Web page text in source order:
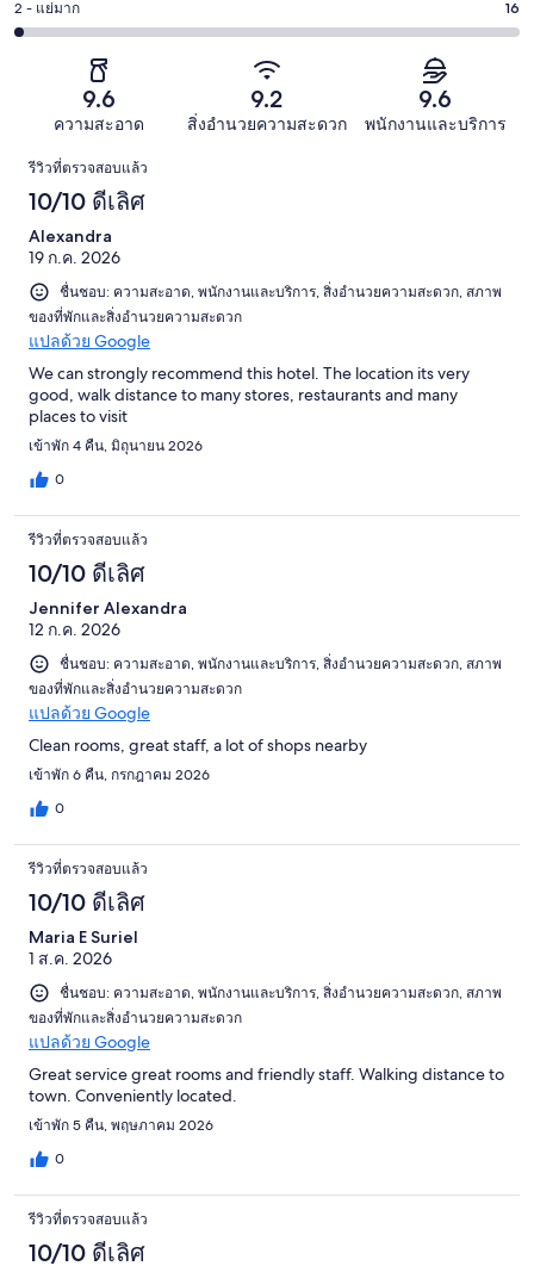
จาก
จาก
พอใช้
51
-
รีวิว
คะแนน
2
จาก
1007
รีวิว
2 - แย่มาก 16
9.6
ความสะอาด
9.2
สิ่งอำนวยความสะดวก
9.6
พนักงานและบริการ
รีวิว
รีวิวที่ตรวจสอบแล้ว
10/10 ดีเลิศ
Alexandra
19 ก.ค. 2026
ชื่นชอบ: ความสะอาด, พนักงานและบริการ, สิ่งอำนวยความสะดวก, สภาพ
ของที่พักและสิ่งอำนวยความสะดวก
แปลด้วย Google
We can strongly recommend this hotel. The location its very
good, walk distance to many stores, restaurants and many
places to visit
เข้าพัก 4 คืน, มิถุนายน 2026
0
รีวิวที่ตรวจสอบแล้ว
10/10 ดีเลิศ
Jennifer Alexandra
12 ก.ค. 2026
ชื่นชอบ: ความสะอาด, พนักงานและบริการ, สิ่งอำนวยความสะดวก, สภาพ
ของที่พักและสิ่งอำนวยความสะดวก
แปลด้วย Google
Clean rooms, great staff, a lot of shops nearby
เข้าพัก 6 คืน, กรกฎาคม 2026
0
รีวิวที่ตรวจสอบแล้ว
10/10 ดีเลิศ
Maria E Suriel
1 ส.ค. 2026
ชื่นชอบ: ความสะอาด, พนักงานและบริการ, สิ่งอำนวยความสะดวก, สภาพ
ของที่พักและสิ่งอำนวยความสะดวก
แปลด้วย Google
Great service great rooms and friendly staff. Walking distance to
town. Conveniently located.
เข้าพัก 5 คืน, พฤษภาคม 2026
0
รีวิวที่ตรวจสอบแล้ว
10/10 ดีเลิศ